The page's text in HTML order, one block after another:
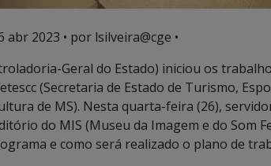
abr 2023 • por lsilveira@cge •
Geral do Estado) iniciou os
(Secretaria de Estado de Turismo,
de MS). Nesta quarta-feira (26),
do MIS (Museu da Imagem e do Som
e como será realizado o plano de